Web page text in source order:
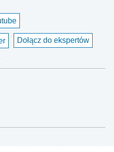
Dołącz do ekspertów